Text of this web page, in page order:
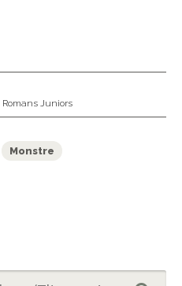
Romans Juniors
Monstre